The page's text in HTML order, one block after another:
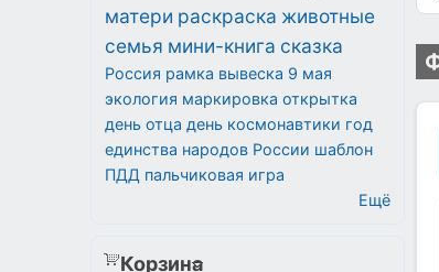
матери раскраска животные
семья мини-книга сказка
Россия рамка вывеска 9 мая
экология маркировка открытка
день отца день космонавтики год
единства народов России шаблон
ПДД пальчиковая игра
Ещё
Корзина